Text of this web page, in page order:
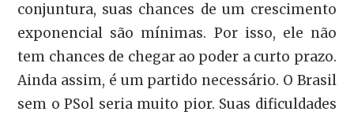
conjuntura, suas chances de um crescimento
exponencial são mínimas. Por isso, ele não
tem chances de chegar ao poder a curto prazo.
Ainda assim, é um partido necessário. O Brasil
sem o PSol seria muito pior. Suas dificuldades